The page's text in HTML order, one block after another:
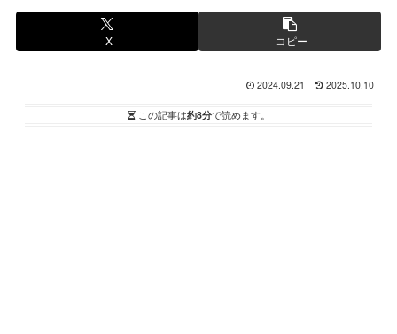
X コピー
2024.09.21 2025.10.10
この記事は約8分で読めます。